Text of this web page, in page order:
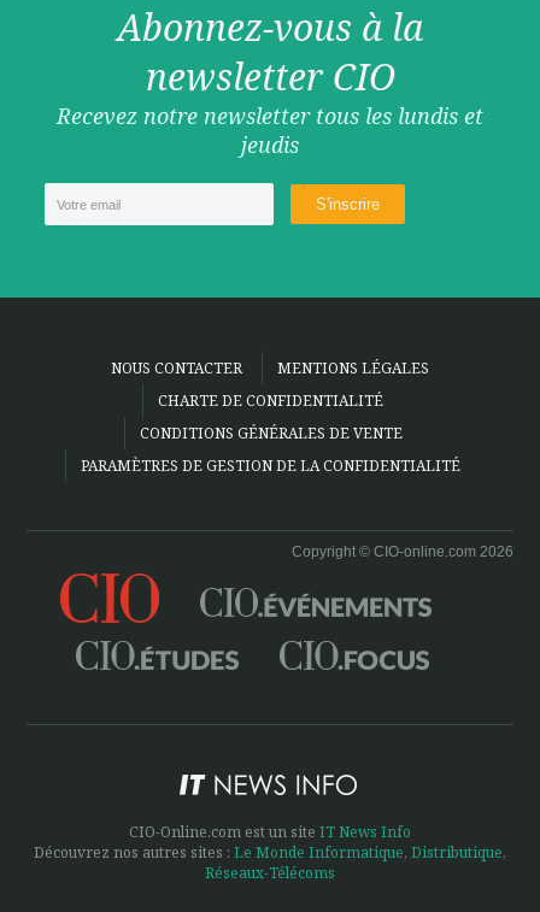
Abonnez-vous à la
newsletter CIO
Recevez notre newsletter tous les lundis et
jeudis
NOUS CONTACTER
MENTIONS LÉGALES
CHARTE DE CONFIDENTIALITÉ
CONDITIONS GÉNÉRALES DE VENTE
PARAMÈTRES DE GESTION DE LA CONFIDENTIALITÉ
Copyright © CIO-online.com 2026
CIO-Online.com est un site IT News Info
Découvrez nos autres sites : Le Monde Informatique, Distributique,
Réseaux-Télécoms